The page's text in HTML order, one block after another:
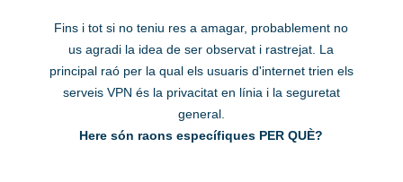
Fins i tot si no teniu res a amagar, probablement no
us agradi la idea de ser observat i rastrejat. La
principal raó per la qual els usuaris d'internet trien els
serveis VPN és la privacitat en línia i la seguretat
general.
Here són raons específiques PER QUÈ?